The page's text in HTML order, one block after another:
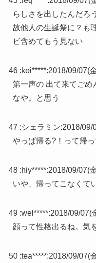
らしさを出したんだろ
故他人の生誕祭に？も
ビ含めてもう見ない
46 :koi*****:2018/09/07(
第一声の 出て来てごめ
なや。と思う
47 :シェラミン:2018/09/
やっぱ帰る?！って帰っ
48 :hiy*****:2018/09/07(
いや、帰ってこなくて
49 :wel*****:2018/09/07(
顔って性格出るね。気
50 :tea*****:2018/09/07(